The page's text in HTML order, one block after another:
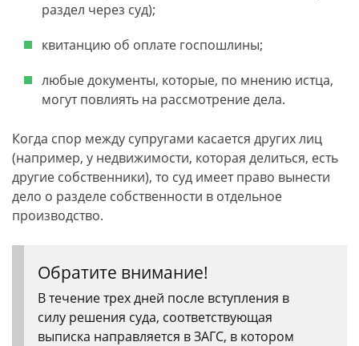
раздел через суд);
квитанцию об оплате госпошлины;
любые документы, которые, по мнению истца,
могут повлиять на рассмотрение дела.
Когда спор между супругами касается других лиц
(например, у недвижимости, которая делиться, есть
другие собственники), то суд имеет право вынести
дело о разделе собственности в отдельное
производство.
Обратите внимание!
В течение трех дней после вступления в
силу решения суда, соответствующая
выписка направляется в ЗАГС, в котором